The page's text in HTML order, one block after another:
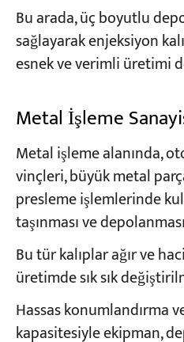
Bu arada, üç boyutlu
sağlayarak enjeksiyon
esnek ve verimli üretimi
Metal İşleme
Metal işleme alanında,
vinçleri, büyük metal
presleme işlemlerinde
taşınması ve
Bu tür kalıplar ağır ve
üretimde sık sık
Hassas konumlandırma
kapasitesiyle ekipman,